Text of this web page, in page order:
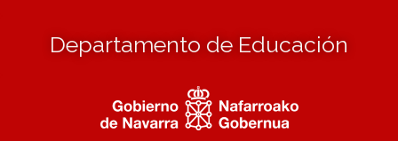
Departamento de Educación